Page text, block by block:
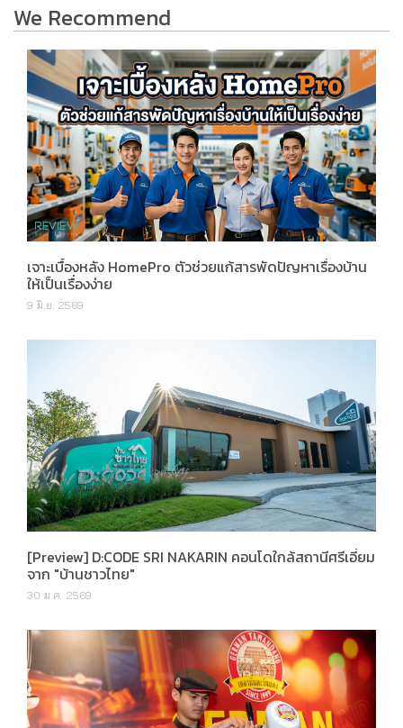
We Recommend
เจาะเบื้องหลัง HomePro ตัวช่วยแก้สารพัดปัญหาเรื่องบ้าน
ให้เป็นเรื่องง่าย
9 มิ.ย. 2569
[Preview] D:CODE SRI NAKARIN คอนโดใกล้สถานีศรีเอี่ยม
จาก "บ้านชาวไทย"
30 ม.ค. 2569